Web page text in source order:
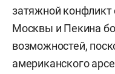
затяжной конфликт
Москвы и Пекина
возможностей,
американского